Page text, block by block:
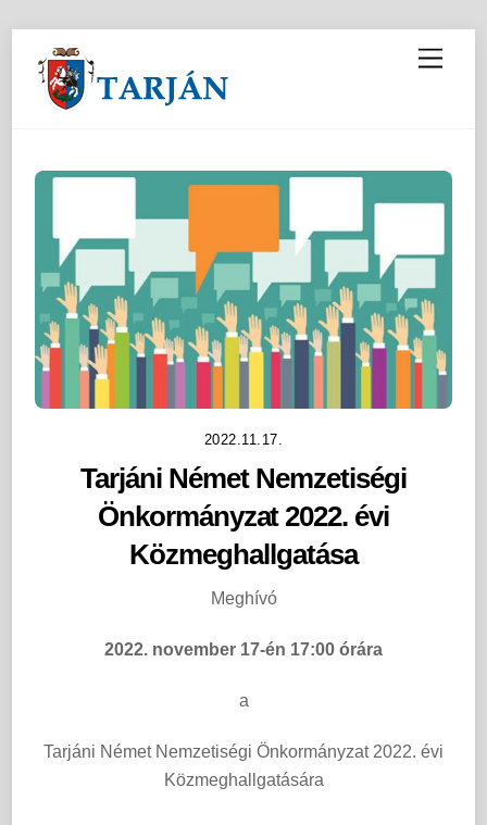
M
e
2022.11.17.
Tarjáni Német Nemzetiségi
Önkormányzat 2022. évi
Közmeghallgatása
Meghívó
2022. november 17-én 17:00 órára
a
Tarjáni Német Nemzetiségi Önkormányzat 2022. évi
Közmeghallgatására